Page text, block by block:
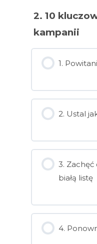
2. 10
kampanii
1.
2. Ustal
3. Zachęć
białą listę
4.